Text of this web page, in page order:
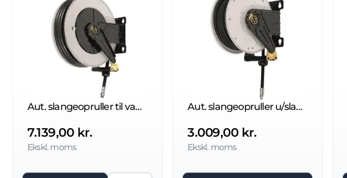
Aut. slangeopruller til vand 400 bar
7.139,00 kr.
Ekskl. moms
Aut. slangeopruller u/slange 20 bar
3.009,00 kr.
Ekskl. moms